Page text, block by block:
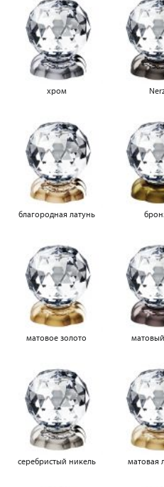
хром
благородная латунь
матовое золото
серебристый никель матовая